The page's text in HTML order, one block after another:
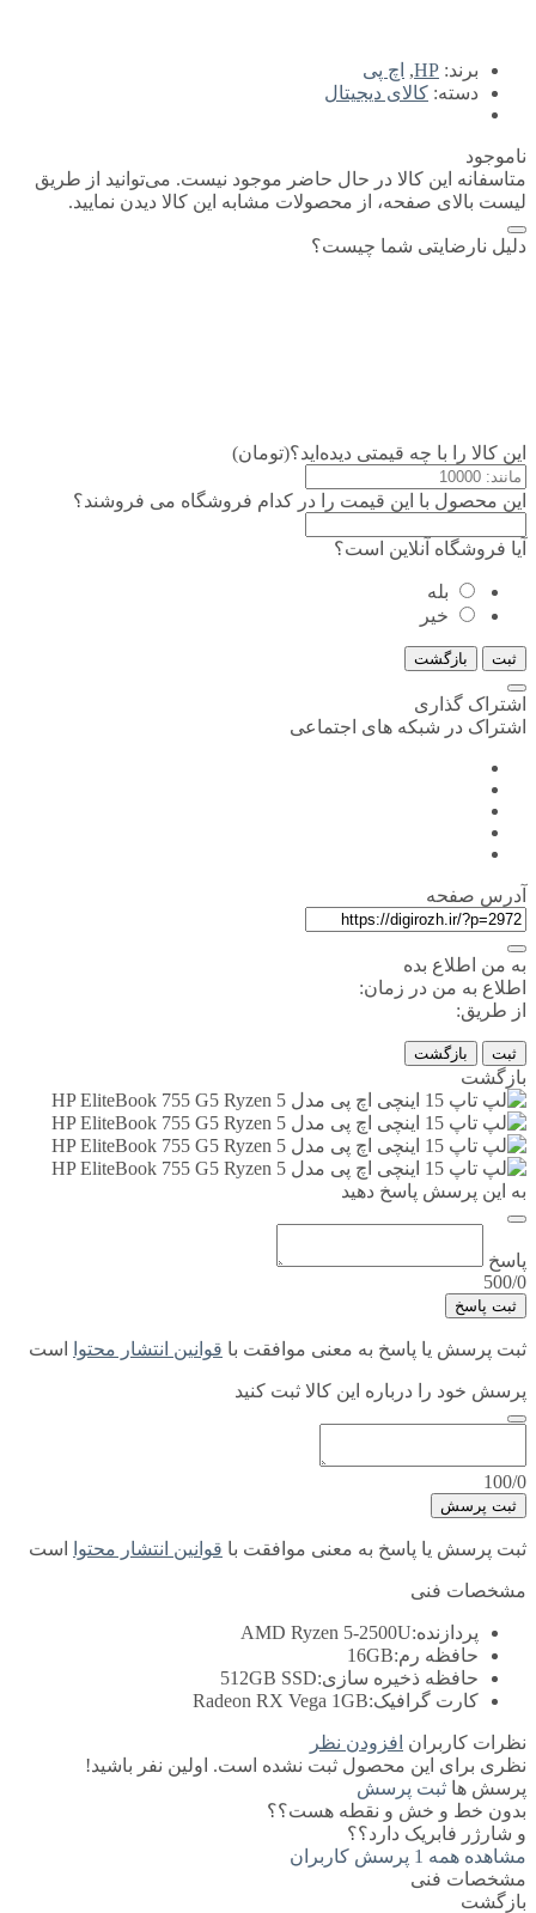
برند: HP
, اچ پی
دسته: کالای دیجیتال
ناموجود
متاسفانه این کالا در حال حاضر موجود نیست. می‌توانید از طریق
لیست بالای صفحه، از محصولات مشابه این کالا دیدن نمایید.
دلیل نارضایتی شما چیست؟
این کالا را با چه قیمتی دیده‌اید؟(تومان)
این محصول با این قیمت را در کدام فروشگاه می فروشند؟
آیا فروشگاه آنلاین است؟
بله
خیر
ثبت بازگشت
اشتراک گذاری
اشتراک در شبکه های اجتماعی
آدرس صفحه
به من اطلاع بده
اطلاع به من در زمان:
از طریق:
ثبت بازگشت
بازگشت
به این پرسش پاسخ دهید
پاسخ
500/0
ثبت پاسخ
ثبت پرسش یا پاسخ به معنی موافقت با قوانین انتشار محتوا است
پرسش خود را درباره این کالا ثبت کنید
100/0
ثبت پرسش
ثبت پرسش یا پاسخ به معنی موافقت با قوانین انتشار محتوا است
مشخصات فنی
پردازنده:AMD Ryzen 5-2500U
حافظه رم:16GB
حافظه ذخیره سازی:512GB SSD
کارت گرافیک:Radeon RX Vega 1GB
نظرات کاربران افزودن نظر
نظری برای این محصول ثبت نشده است. اولین نفر باشید!
پرسش ها ثبت پرسش
بدون خط و خش و نقطه هست؟؟
و شارژر فابریک دارد؟؟
مشاهده همه 1 پرسش کاربران
مشخصات فنی
بازگشت